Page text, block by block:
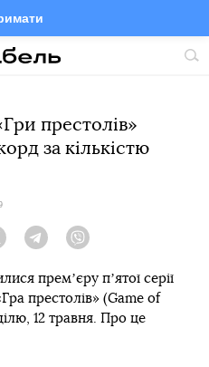
TelegramTwitter
престолів»
за кількістю
Twitter TelegramViber
премʼєру пʼятої серії
престолів» (Game of
12 травня. Про це